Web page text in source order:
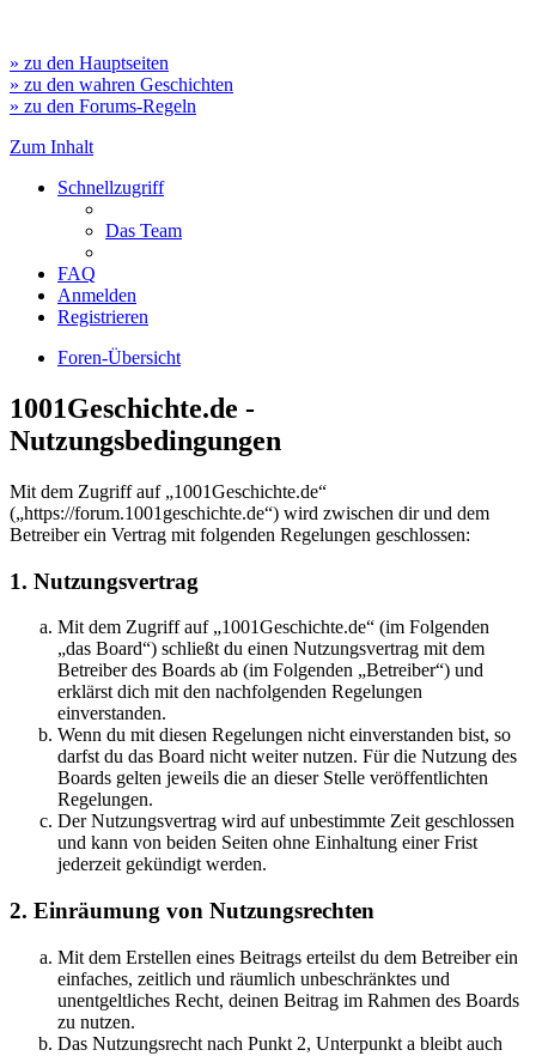
» zu den Hauptseiten
» zu den wahren Geschichten
» zu den Forums-Regeln
Zum Inhalt
Schnellzugriff
Das Team
FAQ
Anmelden
Registrieren
Foren-Übersicht
1001Geschichte.de -
Nutzungsbedingungen
Mit dem Zugriff auf „1001Geschichte.de“
(„https://forum.1001geschichte.de“) wird zwischen dir und dem
Betreiber ein Vertrag mit folgenden Regelungen geschlossen:
1. Nutzungsvertrag
Mit dem Zugriff auf „1001Geschichte.de“ (im Folgenden
„das Board“) schließt du einen Nutzungsvertrag mit dem
Betreiber des Boards ab (im Folgenden „Betreiber“) und
erklärst dich mit den nachfolgenden Regelungen
einverstanden.
Wenn du mit diesen Regelungen nicht einverstanden bist, so
darfst du das Board nicht weiter nutzen. Für die Nutzung des
Boards gelten jeweils die an dieser Stelle veröffentlichten
Regelungen.
Der Nutzungsvertrag wird auf unbestimmte Zeit geschlossen
und kann von beiden Seiten ohne Einhaltung einer Frist
jederzeit gekündigt werden.
2. Einräumung von Nutzungsrechten
Mit dem Erstellen eines Beitrags erteilst du dem Betreiber ein
einfaches, zeitlich und räumlich unbeschränktes und
unentgeltliches Recht, deinen Beitrag im Rahmen des Boards
zu nutzen.
Das Nutzungsrecht nach Punkt 2, Unterpunkt a bleibt auch